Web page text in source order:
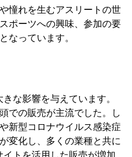
憧れを生むアスリートの世
ポーツへの興味、参加の要
なっています。
な影響を与えています。
での販売が主流でした。し
新型コロナウイルス感染症
変化し、多くの業種と共に